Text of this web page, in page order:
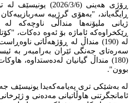
ڕۆژی هەینی (2026/3/6) یونیسێف لە تۆڕی کۆمەڵایەتی
ڕایگەیاند، "بەهۆی گرژییە
ژیانی ملیۆنەها منداڵی ناوچەکە لە
ڕێکخراوەکە ئاماژە بۆ ئەوە دەکات،
لە (190) منداڵ لە ڕۆژهەڵاتی
سەرەتای جەنگی ئێران بەرامبەر بە
(180) منداڵ گیانیان لەدەستداوە،
بوون".
لە بەشێکی تری پەیامەکەیدا یونیسێف
ئامانجگرتنی هاوڵاتیانی مەدەنی و